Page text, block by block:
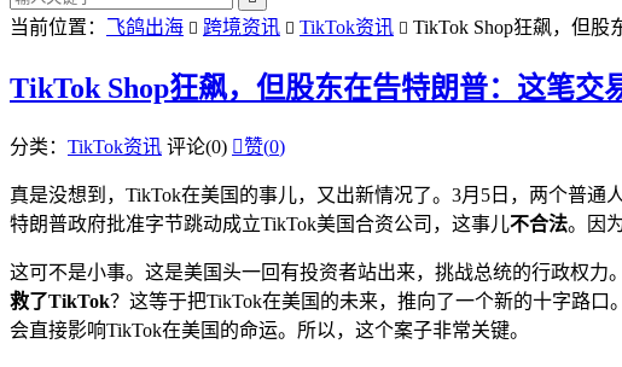
当前位置： 飞鸽出海  跨境资讯  TikTok资讯  TikTok Shop狂飙，但股
TikTok Shop狂飙，但股东在告特朗普：这笔交
分类： TikTok资讯 评论(0) 赞(0)
真是没想到，TikTok在美国的事儿，又出新情况了。3月5日，两个普通
特朗普政府批准字节跳动成立TikTok美国合资公司，这事儿不合法。因
这可不是小事。这是美国头一回有投资者站出来，挑战总统的行政权
救了TikTok？这等于把TikTok在美国的未来，推向了一个新的十字路
会直接影响TikTok在美国的命运。所以，这个案子非常关键。